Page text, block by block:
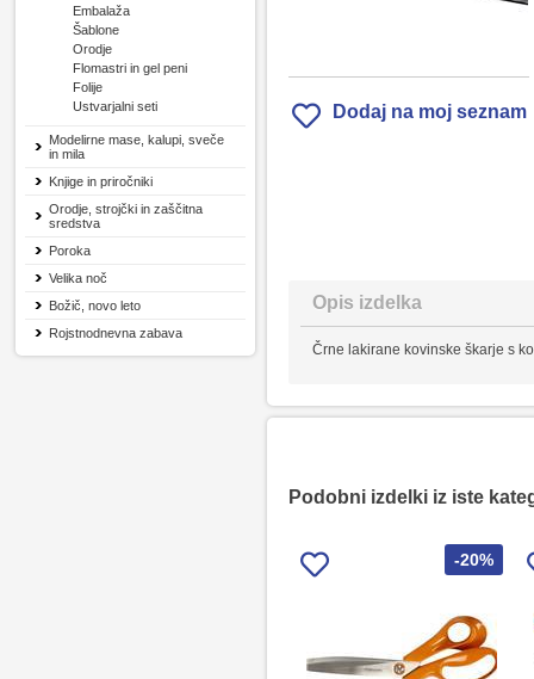
Embalaža
Šablone
Orodje
Flomastri in gel peni
Folije
Ustvarjalni seti
Modelirne mase, kalupi, sveče
in mila
Knjige in priročniki
Orodje, strojčki in zaščitna
sredstva
Poroka
Velika noč
Božič, novo leto
Rojstnodnevna zabava
Dodaj na moj seznam
Opis izdelka
Črne lakirane kovinske škarje s
Podobni izdelki iz iste
-20%